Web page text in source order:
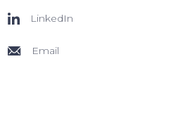
LinkedIn
Email